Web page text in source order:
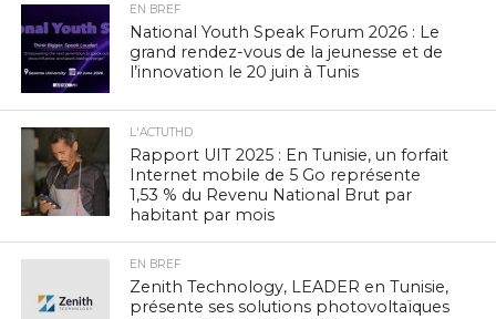
EN BREF
National Youth Speak Forum 2026 : Le
grand rendez-vous de la jeunesse et de
l’innovation le 20 juin à Tunis
L'ACTUTHD
Rapport UIT 2025 : En Tunisie, un forfait
Internet mobile de 5 Go représente
1,53 % du Revenu National Brut par
habitant par mois
EN BREF
Zenith Technology, LEADER en Tunisie,
présente ses solutions photovoltaïques